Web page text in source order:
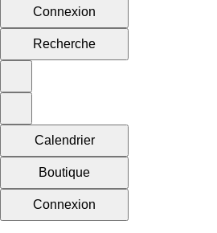
Connexion
Recherche
Calendrier
Boutique
Connexion